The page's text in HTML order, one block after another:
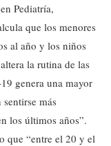
Pediatría,
que los menores
al año y los niños
la rutina de las
genera una mayor
más
los últimos años”.
que “entre el 20 y el